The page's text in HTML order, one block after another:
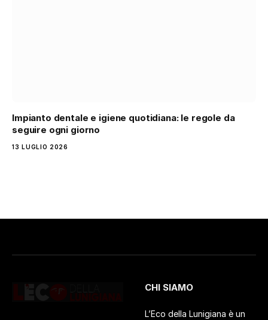
Impianto dentale e igiene quotidiana: le regole da
seguire ogni giorno
13 LUGLIO 2026
CHI SIAMO
L’Eco della Lunigiana è un